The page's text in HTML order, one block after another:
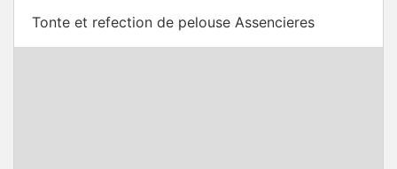
Tonte et refection de pelouse Assencieres